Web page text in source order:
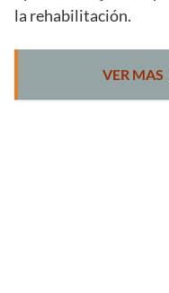
la rehabilitación.
VER MAS